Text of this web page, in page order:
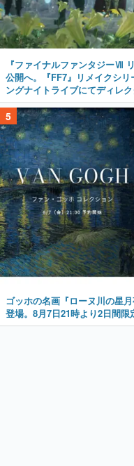
『ファイナルファンタジーⅦ
公開へ。『FF7』リメイクシ
ングナイトライブにてディレ
5
ゴッホの名画『ローヌ川の星
登場。8月7日21時より2日間限